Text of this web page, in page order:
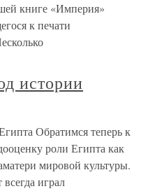
книге «Империя»
к печати
истории
Обратимся теперь к
роли Египта как
мировой культуры.
играл